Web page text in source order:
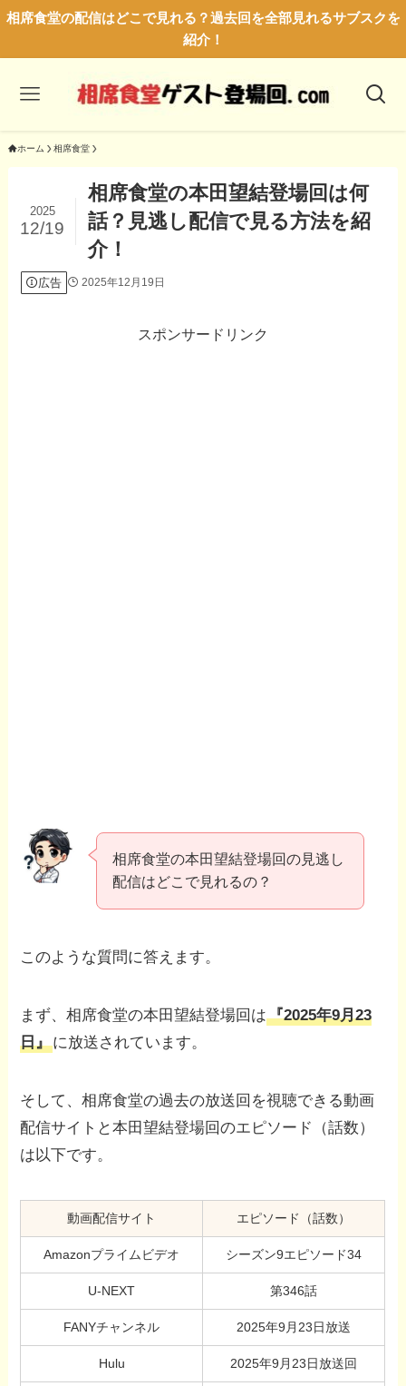
相席食堂の配信はどこで見れる？過去回を全部見れるサブスクを
紹介！
ホーム 相席食堂
相席食堂の本田望結登場回は何
話？見逃し配信で見る方法を紹
介！
2025
12/19
広告 2025年12月19日
スポンサードリンク
相席食堂の本田望結登場回の見逃し
配信はどこで見れるの？
このような質問に答えます。
まず、相席食堂の本田望結登場回は『2025年9月23
日』に放送されています。
そして、相席食堂の過去の放送回を視聴できる動画
配信サイトと本田望結登場回のエピソード（話数）
は以下です。
動画配信サイト エピソード（話数）
Amazonプライムビデオ シーズン9エピソード34
U-NEXT 第346話
FANYチャンネル 2025年9月23日放送
Hulu 2025年9月23日放送回